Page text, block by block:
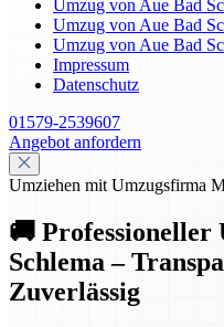
Umzug von Aue Bad
Umzug von Aue Bad
Umzug von Aue Bad
Impressum
Datenschutz
01579-2539607
Angebot anfordern
Umziehen mit Umzugsfirma
🚚 Professioneller
Schlema –
Zuverlässig